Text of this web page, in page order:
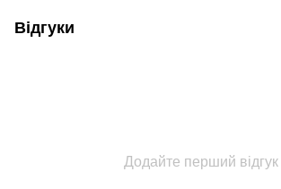
Відгуки
Додайте перший відгук